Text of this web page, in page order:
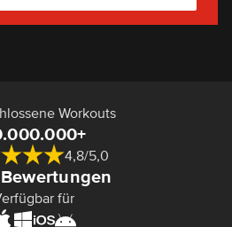
Workouts
4,8/5,0
für